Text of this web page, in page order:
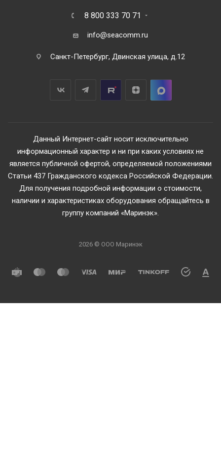
8 800 333 70 71
info@seacomm.ru
Санкт-Петербург, Двинская улица, д.12
Данный Интернет-сайт носит исключительно
информационный характер и ни при каких условиях не
является публичной офертой, определяемой положениями
Статьи 437 Гражданского кодекса Российской Федерации.
Для получения подробной информации о стоимости,
наличии и характеристиках оборудования обращайтесь в
группу компаний «Маринэк».
2026 © ООО Маринэк